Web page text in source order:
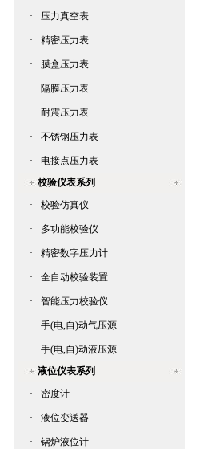
· 压力真空表
· 精密压力表
· 膜盒压力表
· 隔膜压力表
· 耐震压力表
· 不锈钢压力表
·
电接点压力表
校验仪表系列
·
校验仿真仪
· 多功能校验仪
· 精密数字压力计
· 全自动校验装置
· 智能压力校验仪
· 手(电,自)动气压源
·
手(电,自)动液压源
液位仪表系列
·
密度计
· 液位变送器
· 锅炉液位计